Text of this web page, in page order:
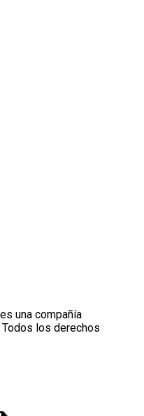
una compañía
los derechos